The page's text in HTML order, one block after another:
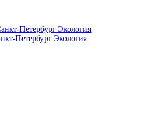
Петербург Экология